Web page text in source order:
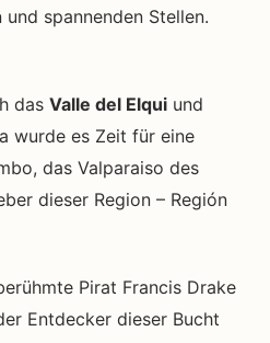
und spannenden Stellen.
das Valle del Elqui und
wurde es Zeit für eine
das Valparaiso des
dieser Region – Región
Pirat Francis Drake
Entdecker dieser Bucht